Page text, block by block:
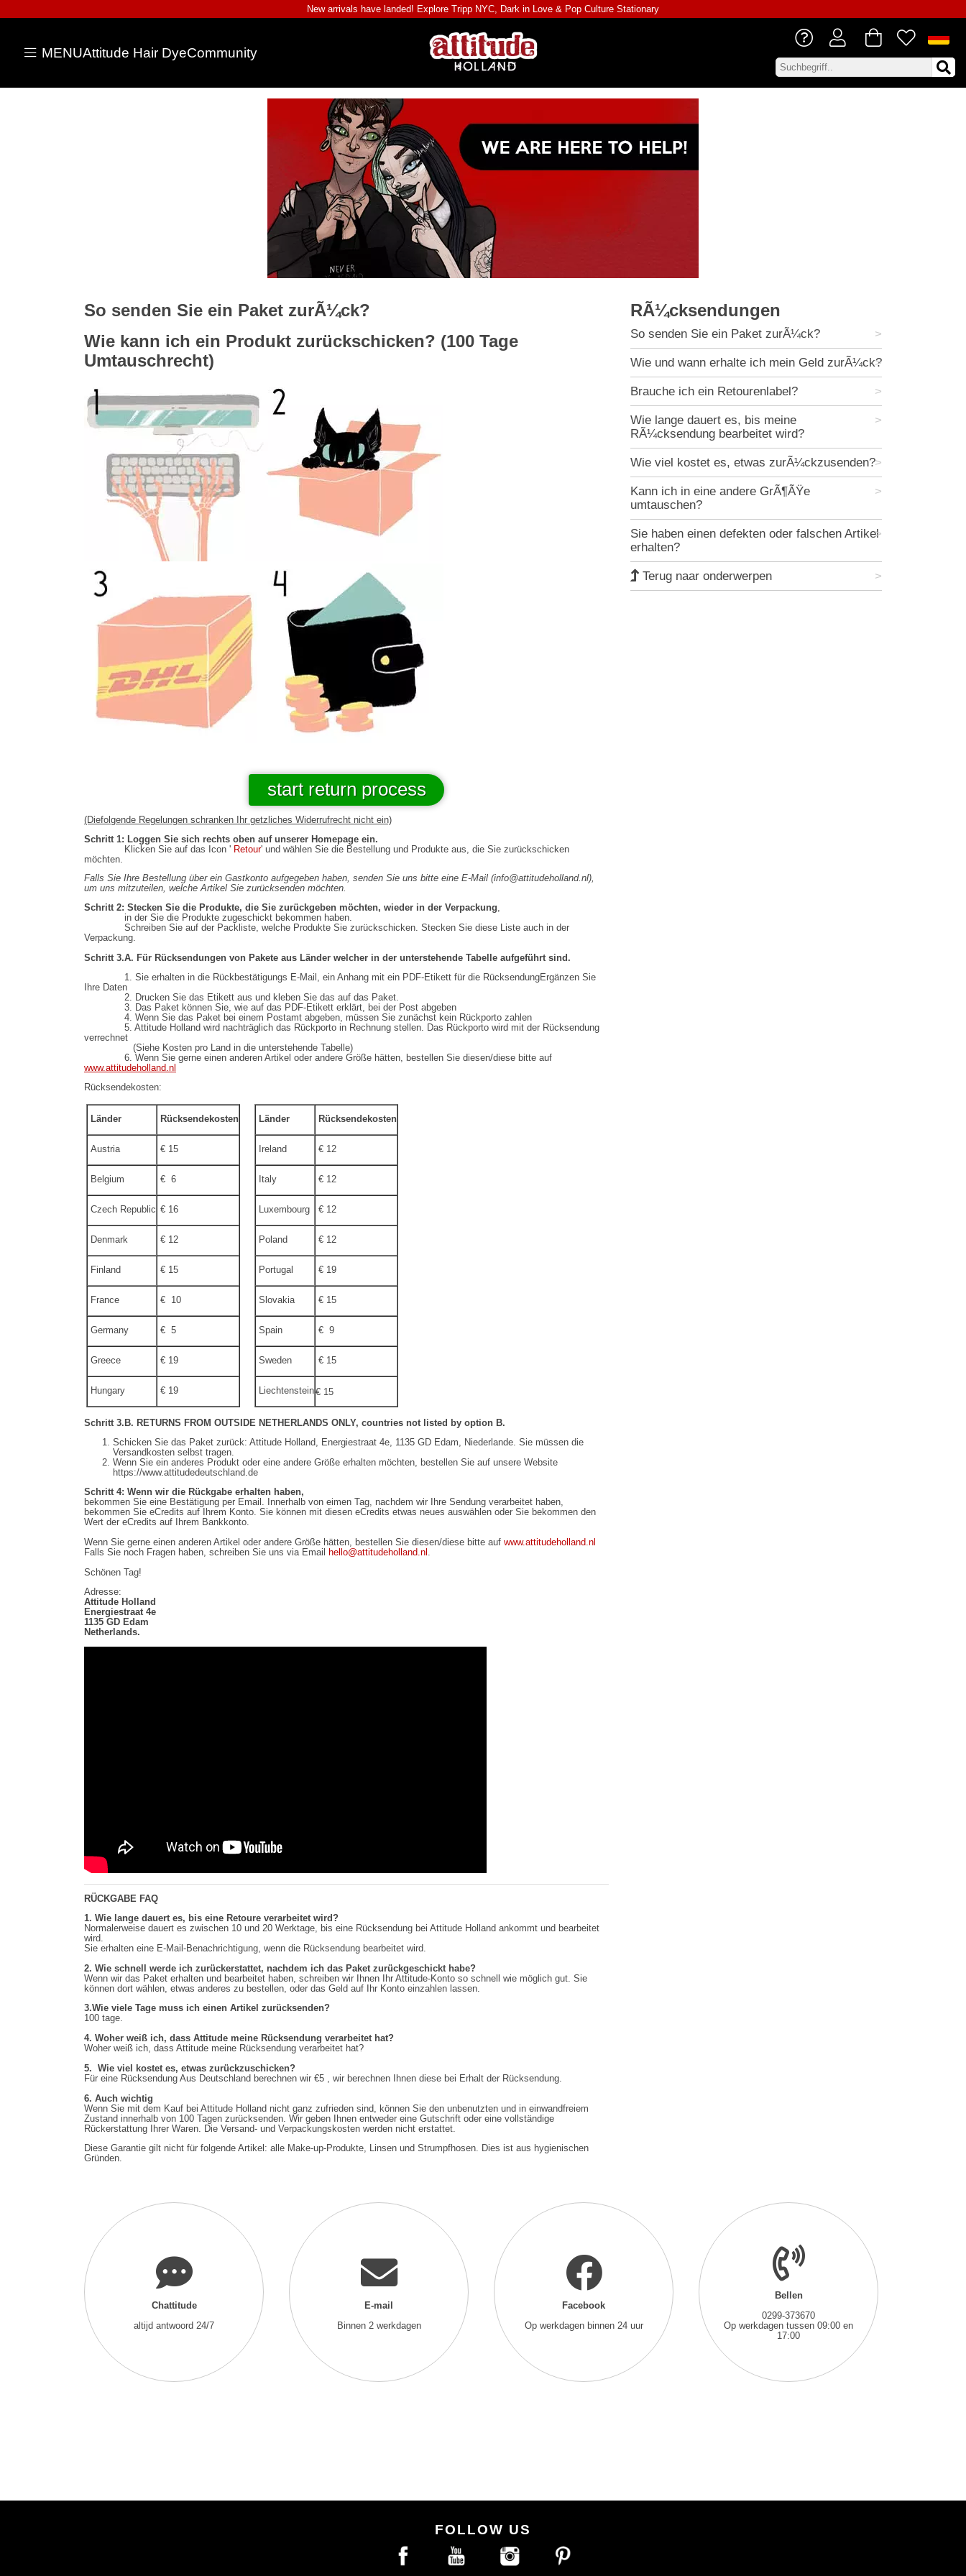
New arrivals have landed! Explore Tripp NYC, Dark in Love & Pop Culture Stationary
MENUAttitude Hair DyeCommunity
So senden Sie ein Paket zurÃ¼ck?
Wie kann ich ein Produkt zurückschicken? (100 Tage
Umtauschrecht)
start return process
(Diefolgende Regelungen schranken Ihr getzliches Widerrufrecht nicht ein)
Schritt 1: Loggen Sie sich rechts oben auf unserer Homepage ein.
Klicken Sie auf das Icon ' Retour' und wählen Sie die Bestellung und Produkte aus, die Sie zurückschicken
möchten.
Falls Sie Ihre Bestellung über ein Gastkonto aufgegeben haben, senden Sie uns bitte eine E-Mail (info@attitudeholland.nl),
um uns mitzuteilen, welche Artikel Sie zurücksenden möchten.
Schritt 2: Stecken Sie die Produkte, die Sie zurückgeben möchten, wieder in der Verpackung,
in der Sie die Produkte zugeschickt bekommen haben.
Schreiben Sie auf der Packliste, welche Produkte Sie zurückschicken. Stecken Sie diese Liste auch in der
Verpackung.
Schritt 3.A. Für Rücksendungen von Pakete aus Länder welcher in der unterstehende Tabelle aufgeführt sind.
1. Sie erhalten in die Rückbestätigungs E-Mail, ein Anhang mit ein PDF-Etikett für die RücksendungErgänzen Sie
Ihre Daten
2. Drucken Sie das Etikett aus und kleben Sie das auf das Paket.
3. Das Paket können Sie, wie auf das PDF-Etikett erklärt, bei der Post abgeben
4. Wenn Sie das Paket bei einem Postamt abgeben, müssen Sie zunächst kein Rückporto zahlen
5. Attitude Holland wird nachträglich das Rückporto in Rechnung stellen. Das Rückporto wird mit der Rücksendung
verrechnet
(Siehe Kosten pro Land in die unterstehende Tabelle)
6. Wenn Sie gerne einen anderen Artikel oder andere Größe hätten, bestellen Sie diesen/diese bitte auf
www.attitudeholland.nl
Rücksendekosten:
Länder Rücksendekosten
Austria € 15
Belgium € 6
Czech Republic € 16
Denmark € 12
Finland € 15
France € 10
Germany € 5
Greece € 19
Hungary € 19
Länder Rücksendekosten
Ireland € 12
Italy € 12
Luxembourg € 12
Poland € 12
Portugal € 19
Slovakia € 15
Spain € 9
Sweden € 15
Liechtenstein€ 15
Schritt 3.B. RETURNS FROM OUTSIDE NETHERLANDS ONLY, countries not listed by option B.
Schicken Sie das Paket zurück: Attitude Holland, Energiestraat 4e, 1135 GD Edam, Niederlande. Sie müssen die
Versandkosten selbst tragen.
Wenn Sie ein anderes Produkt oder eine andere Größe erhalten möchten, bestellen Sie auf unsere Website
https://www.attitudedeutschland.de
Schritt 4: Wenn wir die Rückgabe erhalten haben,
bekommen Sie eine Bestätigung per Email. Innerhalb von eimen Tag, nachdem wir Ihre Sendung verarbeitet haben,
bekommen Sie eCredits auf Ihrem Konto. Sie können mit diesen eCredits etwas neues auswählen oder Sie bekommen den
Wert der eCredits auf Ihrem Bankkonto.
Wenn Sie gerne einen anderen Artikel oder andere Größe hätten, bestellen Sie diesen/diese bitte auf www.attitudeholland.nl
Falls Sie noch Fragen haben, schreiben Sie uns via Email
hello@attitudeholland.nl .
Schönen Tag!
Adresse:
Attitude Holland
Energiestraat 4e
1135 GD Edam
Netherlands.
RÜCKGABE FAQ
1. Wie lange dauert es, bis eine Retoure verarbeitet wird?
Normalerweise dauert es zwischen 10 und 20 Werktage, bis eine Rücksendung bei Attitude Holland ankommt und bearbeitet
wird.
Sie erhalten eine E-Mail-Benachrichtigung, wenn die Rücksendung bearbeitet wird.
2. Wie schnell werde ich zurückerstattet, nachdem ich das Paket zurückgeschickt habe?
Wenn wir das Paket erhalten und bearbeitet haben, schreiben wir Ihnen Ihr Attitude-Konto so schnell wie möglich gut. Sie
können dort wählen, etwas anderes zu bestellen, oder das Geld auf Ihr Konto einzahlen lassen.
3.Wie viele Tage muss ich einen Artikel zurücksenden?
100 tage.
4. Woher weiß ich, dass Attitude meine Rücksendung verarbeitet hat?
Woher weiß ich, dass Attitude meine Rücksendung verarbeitet hat?
5. Wie viel kostet es, etwas zurückzuschicken?
Für eine Rücksendung Aus Deutschland berechnen wir €5 , wir berechnen Ihnen diese bei Erhalt der Rücksendung.
6. Auch wichtig
Wenn Sie mit dem Kauf bei Attitude Holland nicht ganz zufrieden sind, können Sie den unbenutzten und in einwandfreiem
Zustand innerhalb von 100 Tagen zurücksenden. Wir geben Ihnen entweder eine Gutschrift oder eine vollständige
Rückerstattung Ihrer Waren. Die Versand- und Verpackungskosten werden nicht erstattet.
Diese Garantie gilt nicht für folgende Artikel: alle Make-up-Produkte, Linsen und Strumpfhosen. Dies ist aus hygienischen
Gründen.
RÃ¼cksendungen
So senden Sie ein Paket zurÃ¼ck?
Wie und wann erhalte ich mein Geld zurÃ¼ck?
Brauche ich ein Retourenlabel?
Wie lange dauert es, bis meine
RÃ¼cksendung bearbeitet wird?
Wie viel kostet es, etwas zurÃ¼ckzusenden?
Kann ich in eine andere GrÃ¶ÃŸe
umtauschen?
Sie haben einen defekten oder falschen Artikel
erhalten?
Terug naar onderwerpen
Chattitude
altijd antwoord 24/7
E-mail
Binnen 2 werkdagen
Facebook
Op werkdagen binnen 24 uur
Bellen
0299-373670
Op werkdagen tussen 09:00 en
17:00
FOLLOW US